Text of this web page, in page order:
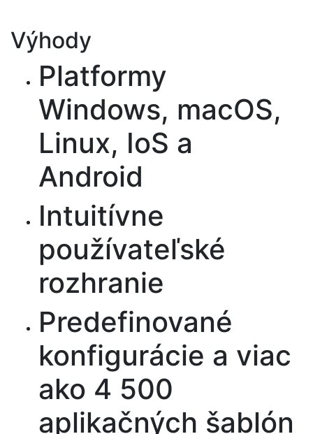
Výhody
Platformy
Windows, macOS,
Linux, IoS a
Android
Intuitívne
používateľské
rozhranie
Predefinované
konfigurácie a viac
ako 4 500
aplikačných šablón